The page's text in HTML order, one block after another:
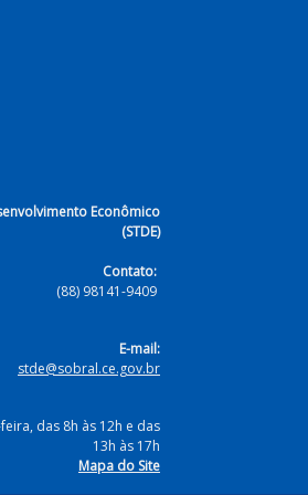
Econômico
(STDE)
Contato:
(88) 98141-9409
E-mail:
stde@sobral.ce.gov.br
das 8h às 12h e das
13h às 17h
Mapa do Site